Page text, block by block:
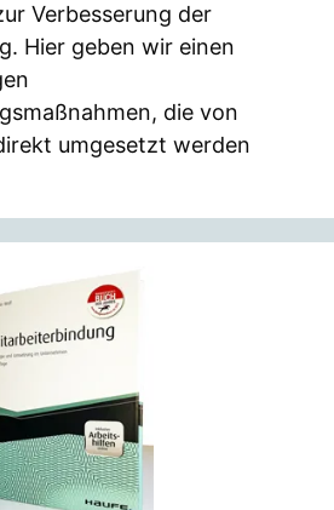
Verbesserung der
Hier geben wir einen
die von
umgesetzt werden